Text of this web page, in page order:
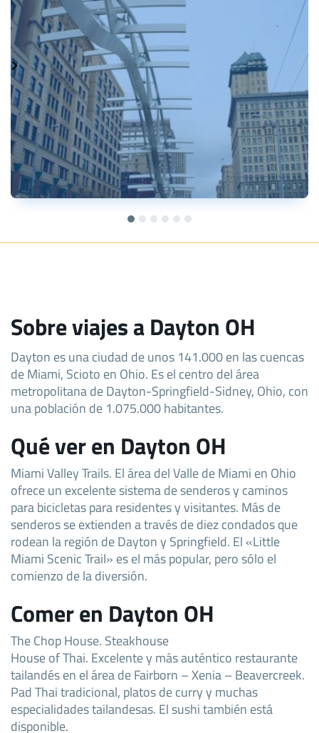
Sobre viajes a Dayton OH
Dayton es una ciudad de unos 141.000 en las cuencas
de Miami, Scioto en Ohio. Es el centro del área
metropolitana de Dayton-Springfield-Sidney, Ohio, con
una población de 1.075.000 habitantes.
Qué ver en Dayton OH
Miami Valley Trails. El área del Valle de Miami en Ohio
ofrece un excelente sistema de senderos y caminos
para bicicletas para residentes y visitantes. Más de
senderos se extienden a través de diez condados que
rodean la región de Dayton y Springfield. El «Little
Miami Scenic Trail» es el más popular, pero sólo el
comienzo de la diversión.
Comer en Dayton OH
The Chop House. Steakhouse
House of Thai. Excelente y más auténtico restaurante
tailandés en el área de Fairborn – Xenia – Beavercreek.
Pad Thai tradicional, platos de curry y muchas
especialidades tailandesas. El sushi también está
disponible.